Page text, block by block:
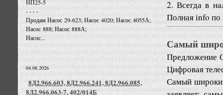
НП25-5
- - - -
Продам Насос 29-623; Насос 4020; Насос 4055А;
Насос 888; Насос 888А;
Насос...
04.08.2026
8Д2.966.603, 8Д2.966.241, 8Д2.966.085,
8Д2.966.063-7, 402/014Б
2. Всегда в
Полная info
Самый
Предложение
Цифровая
Самый